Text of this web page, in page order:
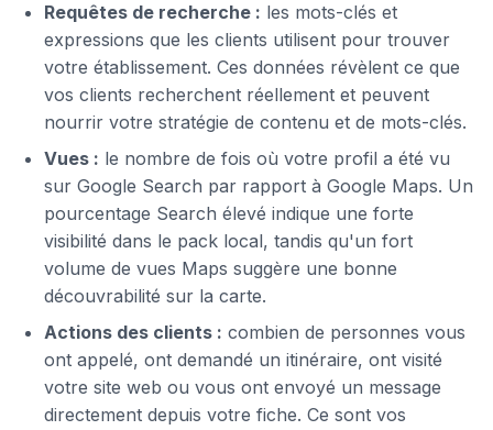
Requêtes de recherche : les mots-clés et
expressions que les clients utilisent pour trouver
votre établissement. Ces données révèlent ce que
vos clients recherchent réellement et peuvent
nourrir votre stratégie de contenu et de mots-clés.
Vues : le nombre de fois où votre profil a été vu
sur Google Search par rapport à Google Maps. Un
pourcentage Search élevé indique une forte
visibilité dans le pack local, tandis qu'un fort
volume de vues Maps suggère une bonne
découvrabilité sur la carte.
Actions des clients : combien de personnes vous
ont appelé, ont demandé un itinéraire, ont visité
votre site web ou vous ont envoyé un message
directement depuis votre fiche. Ce sont vos